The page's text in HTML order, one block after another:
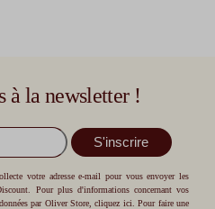
à la newsletter !
S'inscrire
votre adresse e-mail pour vous envoyer les
Pour plus d'informations concernant vos
par Oliver Store,cliquez ici . Pour faire une